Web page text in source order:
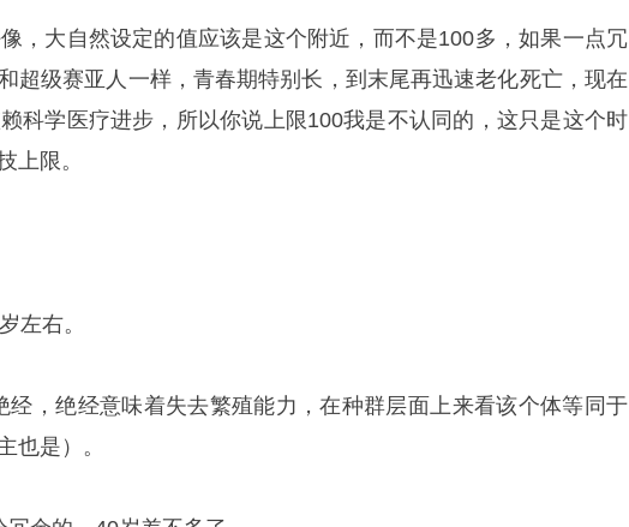
， 大自然设定的值应该是这个附近，而不是100多，如果一点冗
超级赛亚人一样，青春期特别长，到末尾再迅速老化死亡，现在
科学医疗进步，所以你说上限100我是不认同的，这只是这个时
上限。
左右。
经，绝经意味着失去繁殖能力，在种群层面上来看该个体等同于
也是）。